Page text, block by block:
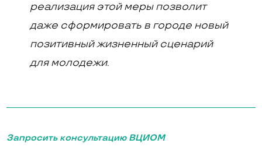
реализация этой меры позволит
даже сформировать в городе новый
позитивный жизненный сценарий
для молодежи.
Запросить консультацию ВЦИОМ